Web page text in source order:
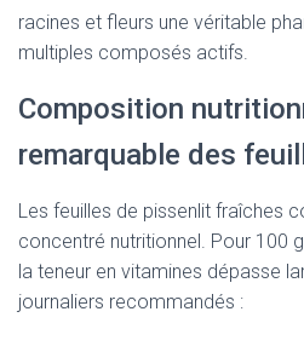
racines et fleurs une véritable
multiples composés actifs.
Composition
remarquable des
Les feuilles de pissenlit fraîches
concentré nutritionnel. Pour 100
la teneur en vitamines dépasse
journaliers recommandés :